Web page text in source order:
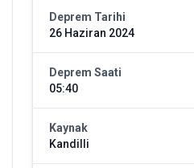
Deprem Tarihi
26 Haziran 2024
Deprem Saati
05:40
Kaynak
Kandilli